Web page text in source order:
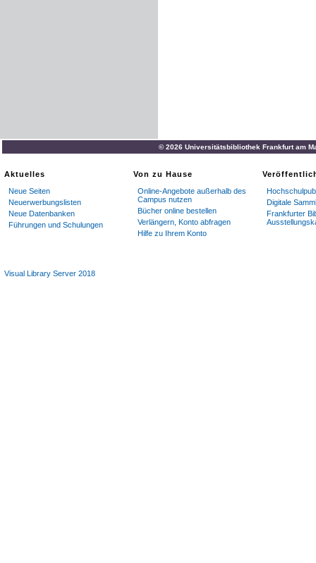
© 2026 Universitätsbibliothek Frankfurt am
Aktuelles
Neue Seiten
Neuerwerbungslisten
Neue Datenbanken
Führungen und Schulungen
Von zu Hause
Online-Angebote außerhalb des
Campus nutzen
Bücher online bestellen
Verlängern, Konto abfragen
Hilfe zu Ihrem Konto
Digitale
Frankfurter
Visual Library Server 2018